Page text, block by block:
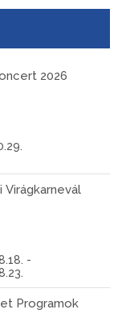
2026
Virágkarnevál
-
Programok